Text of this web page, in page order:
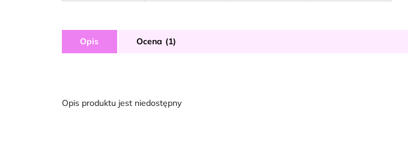
Opis Ocena (1)
Opis produktu jest niedostępny